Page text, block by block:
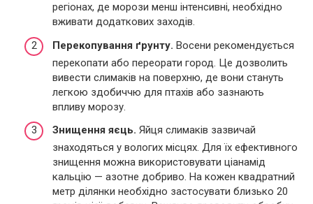
регіонах, де морози менш інтенсивні, необхідно
вживати додаткових заходів.
Перекопування ґрунту. Восени рекомендується
перекопати або переорати город. Це дозволить
вивести слимаків на поверхню, де вони стануть
легкою здобиччю для птахів або зазнають
впливу морозу.
Знищення яєць. Яйця слимаків зазвичай
знаходяться у вологих місцях. Для їх ефективного
знищення можна використовувати ціанамід
кальцію — азотне добриво. На кожен квадратний
метр ділянки необхідно застосувати близько 20